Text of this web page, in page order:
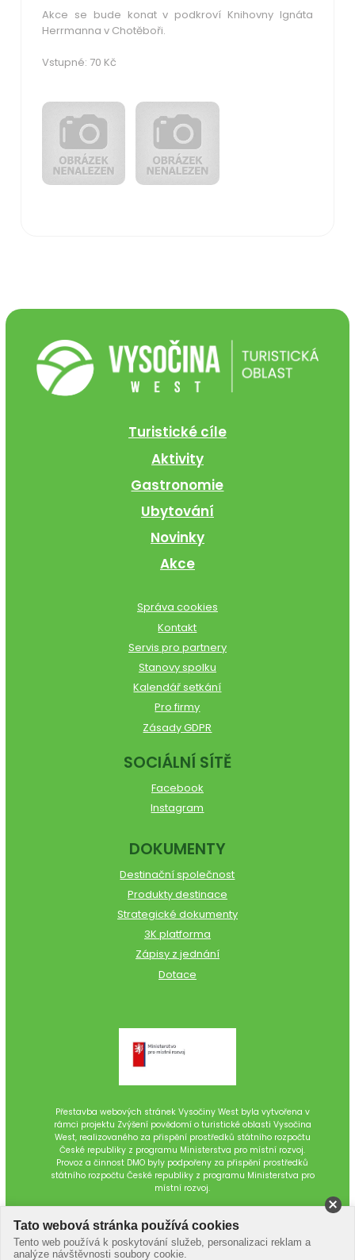
Akce se bude konat v podkroví Knihovny Ignáta
Herrmanna v Chotěboři.
Vstupné: 70 Kč
Turistické cíle
Aktivity
Gastronomie
Ubytování
Novinky
Akce
Správa cookies
Kontakt
Servis pro partnery
Stanovy spolku
Kalendář setkání
Pro firmy
Zásady GDPR
SOCIÁLNÍ SÍTĚ
Facebook
Instagram
DOKUMENTY
Destinační společnost
Produkty destinace
Strategické dokumenty
3K platforma
Zápisy z jednání
Dotace
Přestavba webových stránek Vysočiny West byla vytvořena v
rámci projektu Zvýšení povědomí o turistické oblasti Vysočina
West, realizovaného za přispění prostředků státního rozpočtu
České republiky z programu Ministerstva pro místní rozvoj.
Provoz a činnost DMO byly podpořeny za přispění prostředků
státního rozpočtu České republiky z programu Ministerstva pro
místní rozvoj.
Tato webová stránka používá cookies
Tento web používá k poskytování služeb, personalizaci reklam a
analýze návštěvnosti soubory cookie.